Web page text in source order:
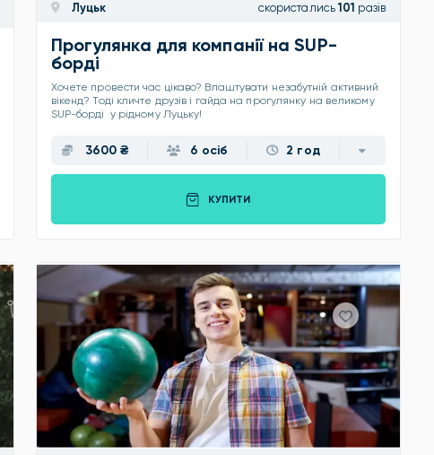
Луцьк скористались 101 разів
Прогулянка для компанії на SUP-
борді
Хочете провести час цікаво? Влаштувати незабутній активний
вікенд? Тоді кличте друзів і гайда на прогулянку на великому
SUP-борді у рідному Луцьку!
3600 ₴ 6 осіб 2 год
КУПИТИ